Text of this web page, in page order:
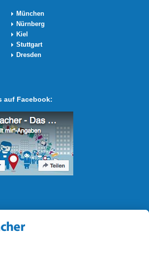
München
Nürnberg
Kiel
Stuttgart
Dresden
auf Facebook:
in Deutschland: Für Produkte, die sich gut
und des Reparatur-Know-hows in